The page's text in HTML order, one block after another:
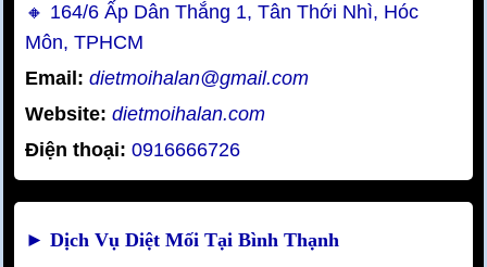
🔸 164/6 Ấp Dân Thắng 1, Tân Thới Nhì, Hóc
Môn, TPHCM
Email: dietmoihalan@gmail.com
Website: dietmoihalan.com
Điện thoại: 0916666726
► Dịch Vụ Diệt Mối Tại Bình Thạnh